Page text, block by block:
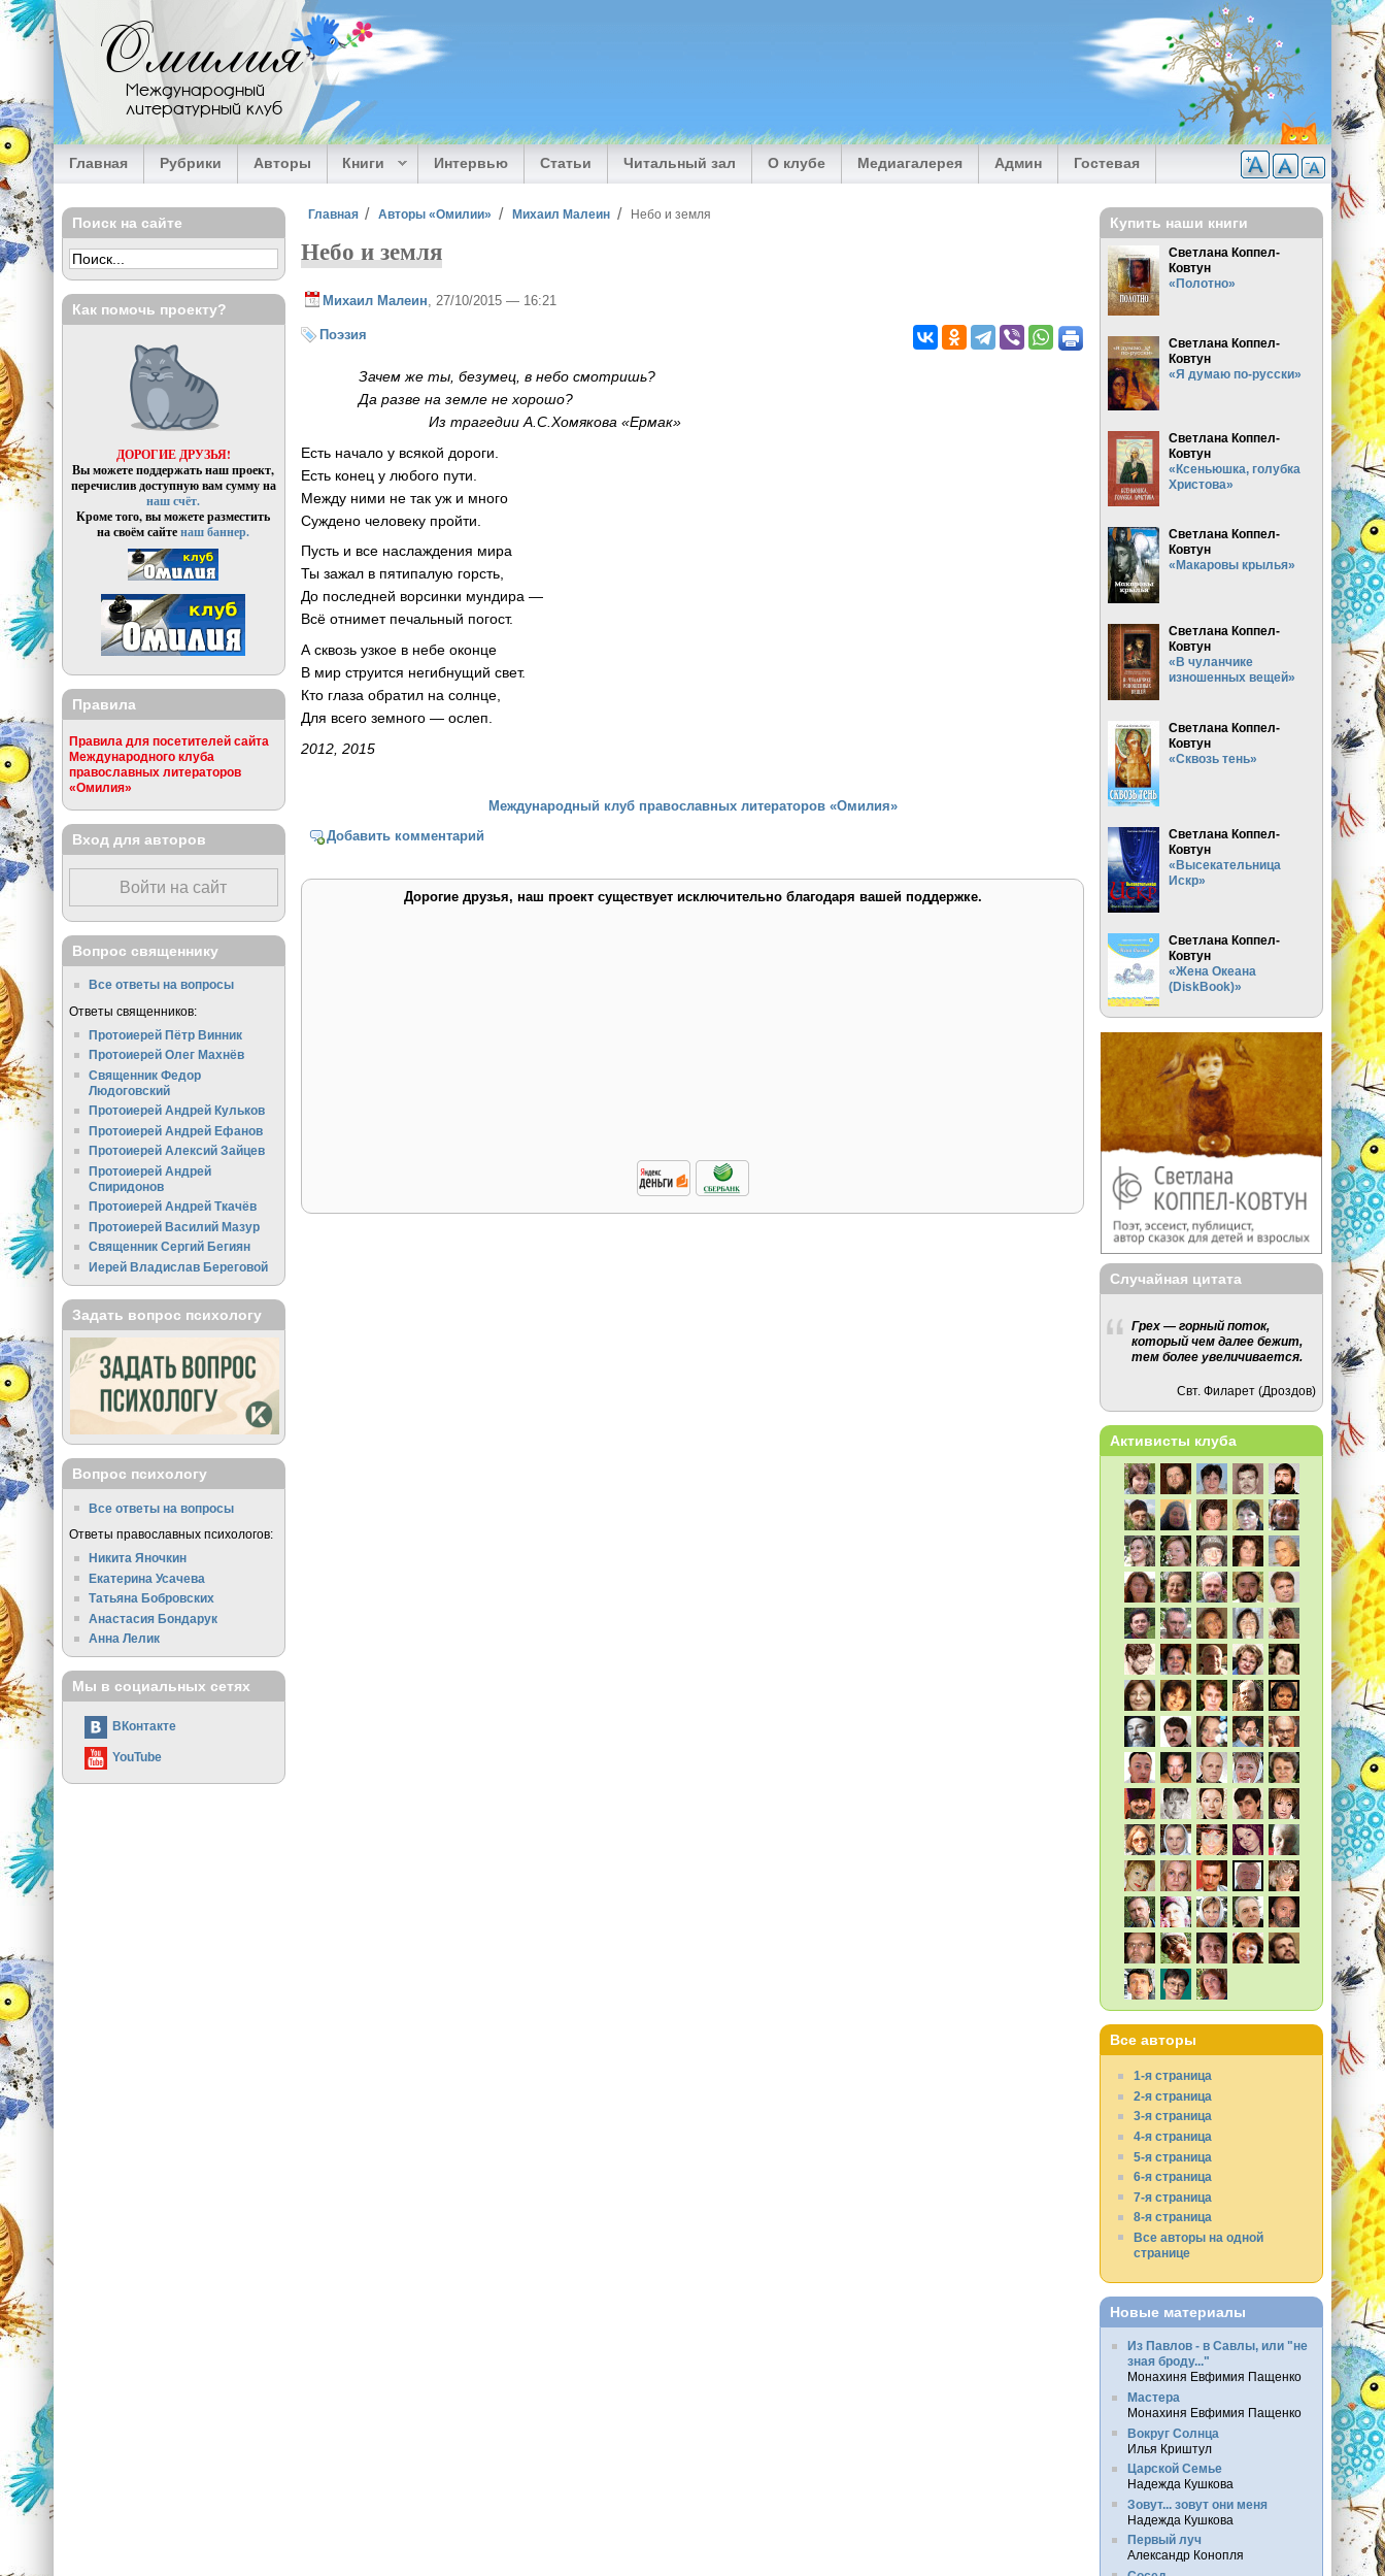
Перейти к основному содержанию
Омилия
Международный
литературный клуб
Главная Рубрики Авторы Книги Интервью Статьи Читальный зал О клубе Медиагалерея Админ Гостевая
Вы здесь
Главная Авторы «Омилии» Михаил Малеин Небо и земля
Небо и земля
Михаил Малеин , 27/10/2015 — 16:21
Поэзия
Зачем же ты, безумец, в небо смотришь?
Да разве на земле не хорошо?
Из трагедии А.С.Хомякова «Ермак»
Есть начало у всякой дороги.
Есть конец у любого пути.
Между ними не так уж и много
Суждено человеку пройти.
Пусть и все наслаждения мира
Ты зажал в пятипалую горсть,
До последней ворсинки мундира —
Всё отнимет печальный погост.
А сквозь узкое в небе оконце
В мир струится негибнущий свет.
Кто глаза обратил на солнце,
Для всего земного — ослеп.
2012, 2015
Международный клуб православных литераторов «Омилия»
Добавить комментарий
Дорогие друзья, наш проект существует исключительно благодаря вашей поддержке.
Поиск на сайте
Как помочь проекту?
ДОРОГИЕ ДРУЗЬЯ!
Вы можете поддержать наш проект,
перечислив доступную вам сумму на
наш счёт.
Кроме того, вы можете разместить
на своём сайтенаш баннер.
Правила
Правила для посетителей сайта
Международного клуба
православных литераторов
«Омилия»
Вход для авторов
Войти на сайт
Вопрос священнику
Все ответы на вопросы
Ответы священников:
Протоиерей Пётр Винник
Протоиерей Олег Махнёв
Священник Федор
Людоговский
Протоиерей Андрей Кульков
Протоиерей Андрей Ефанов
Протоиерей Алексий Зайцев
Протоиерей Андрей
Спиридонов
Протоиерей Андрей Ткачёв
Протоиерей Василий Мазур
Священник Сергий Бегиян
Иерей Владислав Береговой
Задать вопрос психологу
Вопрос психологу
Все ответы на вопросы
Ответы православных психологов:
Никита Яночкин
Екатерина Усачева
Татьяна Бобровских
Анастасия Бондарук
Анна Лелик
Мы в социальных сетях
ВКонтакте
YouTube
Купить наши книги
Светлана Коппел-
Ковтун
«Полотно»
Светлана Коппел-
Ковтун
«Я думаю по-русски»
Светлана Коппел-
Ковтун
«Ксеньюшка, голубка
Христова»
Светлана Коппел-
Ковтун
«Макаровы крылья»
Светлана Коппел-
Ковтун
«В чуланчике
изношенных вещей»
Светлана Коппел-
Ковтун
«Сквозь тень»
Светлана Коппел-
Ковтун
«Высекательница
Искр»
Светлана Коппел-
Ковтун
«Жена Океана
(DiskBook)»
Случайная цитата
Грех — горный поток,
который чем далее бежит,
тем более увеличивается.
Свт. Филарет (Дроздов)
Активисты клуба
Все авторы
1-я страница
2-я страница
3-я страница
4-я страница
5-я страница
6-я страница
7-я страница
8-я страница
Все авторы на одной
странице
Новые материалы
Из Павлов - в Савлы, или "не
зная броду..."
Монахиня Евфимия Пащенко
Мастера
Монахиня Евфимия Пащенко
Вокруг Солнца
Илья Криштул
Царской Семье
Надежда Кушкова
Зовут... зовут они меня
Надежда Кушкова
Первый луч
Александр Конопля